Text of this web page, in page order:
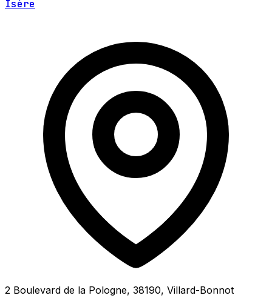
Isère
2 Boulevard de la Pologne, 38190, Villard-Bonnot